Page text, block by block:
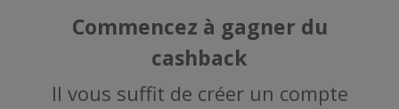
Commencez à gagner du
cashback
Il vous suffit de créer un compte